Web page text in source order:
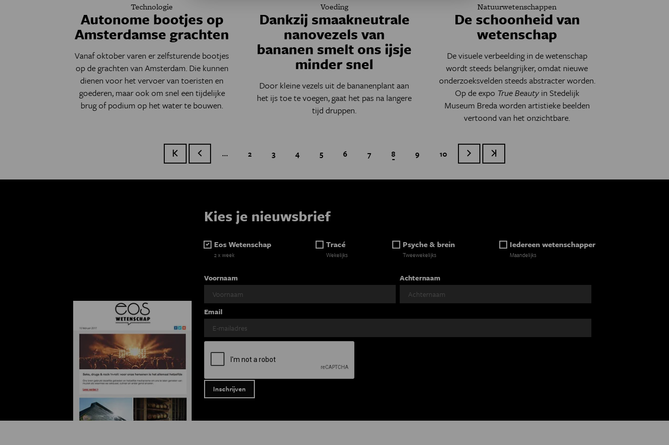
Technologie
Autonome bootjes op
Amsterdamse grachten
Vanaf oktober varen er zelfsturende bootjes
op de grachten van Amsterdam. Die kunnen
dienen voor het vervoer van toeristen en
goederen, maar ook om snel een tijdelijke
brug of podium op het water te bouwen.
Voeding
Dankzij smaakneutrale
nanovezels van
bananen smelt ons ijsje
minder snel
Door kleine vezels uit de bananenplant aan
het ijs toe te voegen, gaat het pas na langere
tijd druppen.
Natuurwetenschappen
De schoonheid van
wetenschap
De visuele verbeelding in de wetenschap
wordt steeds belangrijker, omdat nieuwe
onderzoeksvelden steeds abstracter worden.
Op de expo True Beautyin Stedelijk
Museum Breda worden artistieke beelden
vertoond van het onzichtbare.
Eerste paginaVorige pagina
… Page
2 Page
3 Page
4 Page
5 Page
6 Page
7 Huidige pagina
8 Page
9 Page
10 Volgende pagina
Laatste pagina
Kies je nieuwsbrief
Eos Wetenschap
2 x week
Tracé
Wekelijks
Psyche & brein
Tweewekelijks
Iedereen wetenschapper
Maandelijks
Voornaam Achternaam
Email